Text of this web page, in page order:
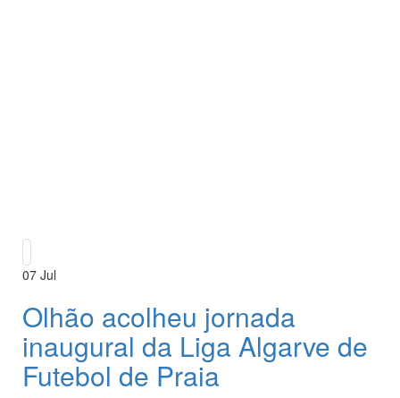
07 Jul
Olhão acolheu jornada
inaugural da Liga Algarve de
Futebol de Praia